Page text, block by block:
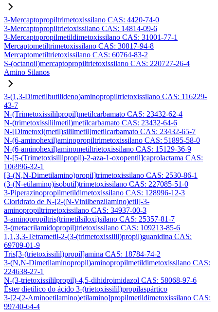
3-Mercaptopropiltrimetoxissilano CAS: 4420-74-0
3-Mercaptopropiltrietoxissilano CAS: 14814-09-6
3-Mercaptopropilmetildimetoxissilano CAS: 31001-77-1
Mercaptometiltrimetoxissilano CAS: 30817-94-8
Mercaptometiltrietoxissilano CAS: 60764-83-2
S-(octanoil)mercaptopropiltrietoxissilano CAS: 220727-26-4
Amino Silanos
3-(1,3-Dimetilbutilideno)aminopropiltrietoxissilano CAS: 116229-
43-7
N-(Trimetoxissililpropil)metilcarbamato CAS: 23432-62-4
N-(trimetoxissililmetil)metilcarbamato CAS: 23432-64-6
N-[Dimetoxi(metil)sililmetil]metilcarbamato CAS: 23432-65-7
N-(6-aminohexil)aminopropiltrimetoxissilano CAS: 51895-58-0
N-(6-aminohexil)aminometiltrietoxissilano CAS: 15129-36-9
N-[5-(Trimetoxisililpropil)-2-aza-1-oxopentil]caprolactama CAS:
106996-32-1
[3-(N,N-Dimetilamino)propil]trimetoxissilano CAS: 2530-86-1
(3-(N-etilamino)isobutil)trimetoxissilano CAS: 227085-51-0
3-Piperazinopropilmetildimetoxissilano CAS: 128996-12-3
Cloridrato de N-[2-(N-Vinilbenzilamino)etil]-3-
aminopropiltrimetoxissilano CAS: 34937-00-3
3-aminopropiltris(trimetilsiloxi)silano CAS: 25357-81-7
3-(metacrilamidopropil)trietoxissilano CAS: 109213-85-6
1,1,3,3-Tetrametil-2-(3-(trimetoxissilil)propil)guanidina CAS:
69709-01-9
Tris[3-(trietoxissilil)propil]amina CAS: 18784-74-2
3-(N,N-Dimetilaminopropil)aminopropilmetildimetoxissilano CAS:
224638-27-1
N-(3-trietoxissililpropil)-4,5-dihidroimidazol CAS: 58068-97-6
Éster dietílico do ácido 3-(trietoxissilil)propilaspártico
3-[2-(2-Aminoetilamino)etilamino]propilmetildimetoxissilano CAS:
99740-64-4